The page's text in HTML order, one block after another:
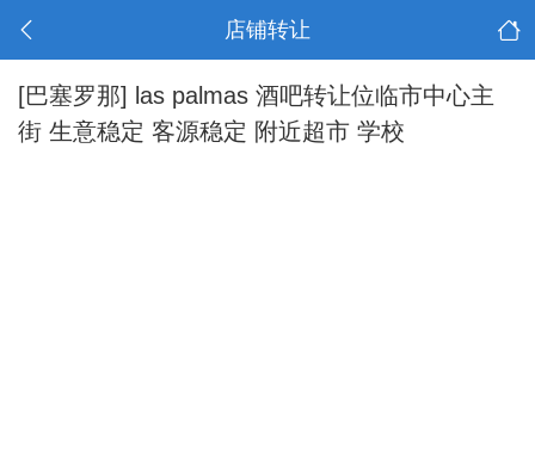
店铺转让
[巴塞罗那] las palmas 酒吧转让位临市中心主
街 生意稳定 客源稳定 附近超市 学校